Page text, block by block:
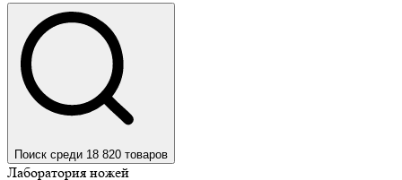
Поиск среди 18 820 товаров
Лаборатория ножей